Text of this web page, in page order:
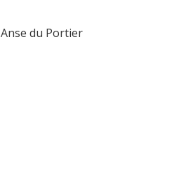
Anse du Portier